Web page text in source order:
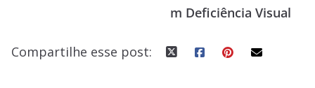
m Deficiência Visual
Compartilhe esse post: